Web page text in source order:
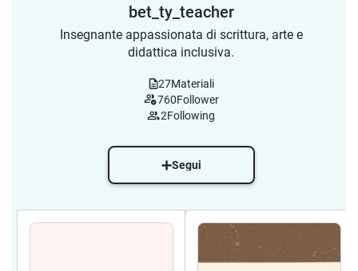
bet_ty_teacher
Insegnante appassionata di scrittura, arte e
didattica inclusiva.
27Materiali
760Follower
2Following
Segui